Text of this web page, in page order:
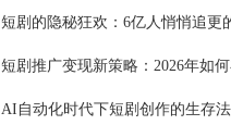
AI自动化时代下短剧创作的生存法